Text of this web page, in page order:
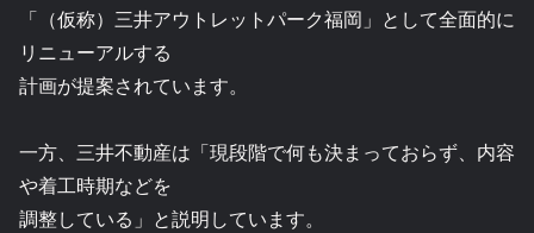
「（仮称）三井アウトレットパーク福岡」として全面的に
リニューアルする
計画が提案されています。
一方、三井不動産は「現段階で何も決まっておらず、内容
や着工時期などを
調整している」と説明しています。